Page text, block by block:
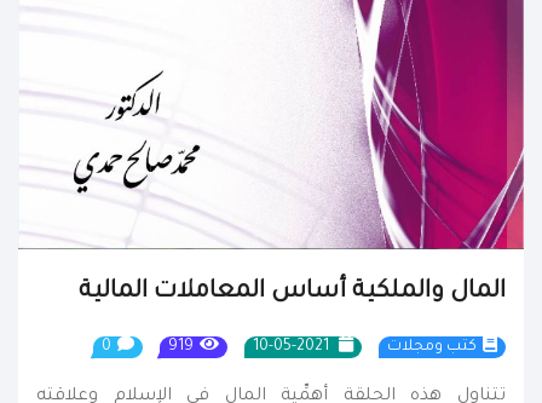
المال والملكية أساس المعاملات المالية
كتب ومجلات 919
0
تتناول هذه الحلقة أهمِّية المال في الإسلام وعلاقته